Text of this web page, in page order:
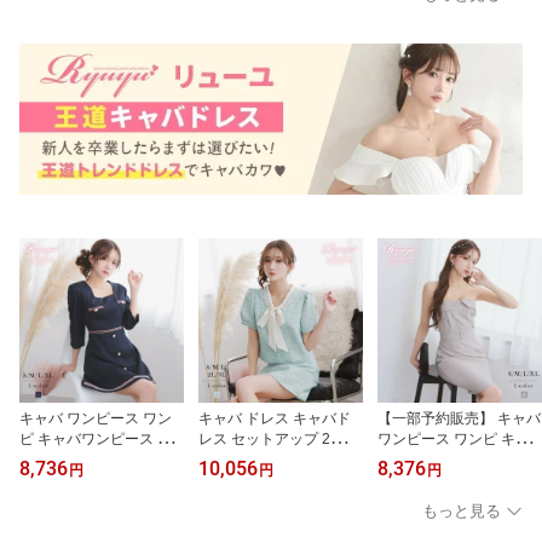
柄 タイダイ ストレッチ
メッシュ ハイウエスト
高級感 RyuyuChick りせ
り 大きいサイズ 送料無
料
袖 ビジュー付き ドール
体型カバー ホワイト ミ
ニ丈 RyuyuChick りせり
大きいサイズ 送料無料
ス オフショル マーメイ
ストレッチ素材 メッシュ
レース ギャザー 細見せ
鎖骨見せ 足元透け感 Ryu
yuChick りせり 送料無料
キャバ ワンピース ワン
ピ キャバワンピース レ
ディース パーティードレ
ス ツイード風 上質生地
8,736円
キャバ ドレス キャバド
レス セットアップ 2ピー
ス キャバクラドレス パ
ーティードレス セクシー
10,056円
【一部予約販売】 キャバ
ワンピース ワンピ キャ
バワンピース レディース
パーティードレス 上品な
グレージュ ベアワンピ
タイト 美デコルテ 脚長
8,376円
もっと見る